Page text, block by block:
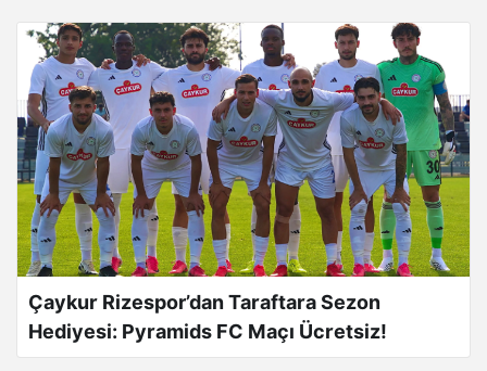
Çaykur Rizespor’dan Taraftara Sezon
Hediyesi: Pyramids FC Maçı Ücretsiz!